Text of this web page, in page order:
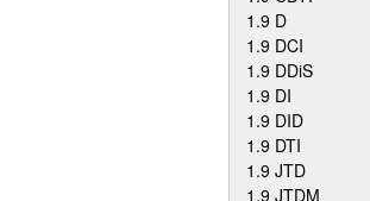
1.9 D
1.9 DCI
1.9 DDiS
1.9 DI
1.9 DID
1.9 DTI
1.9 JTD
1.9 JTDM